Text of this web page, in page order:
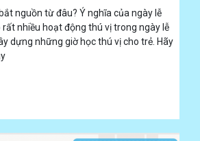
nguồn từ đâu? Ý nghĩa của ngày lễ
rất nhiều hoạt động thú vị trong ngày lễ
dựng những giờ học thú vị cho trẻ. Hãy